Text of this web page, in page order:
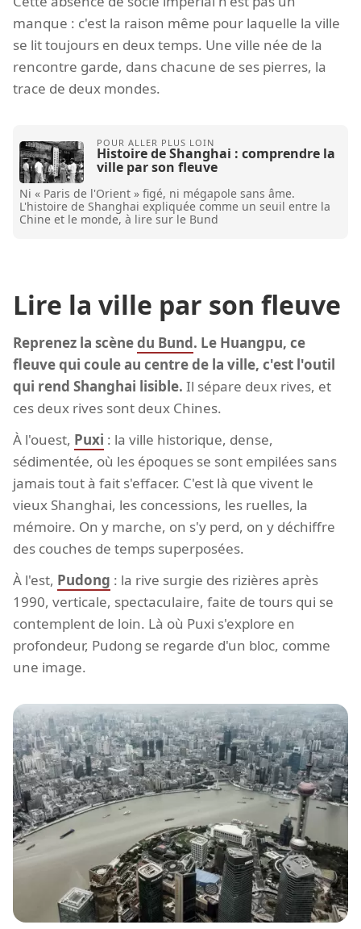
manque : c'est la raison même pour laquelle la ville
se lit toujours en deux temps. Une ville née de la
rencontre garde, dans chacune de ses pierres, la
trace de deux mondes.
Histoire de Shanghai : comprendre la
ville par son fleuve
Ni « Paris de l'Orient » figé, ni mégapole sans âme.
L'histoire de Shanghai expliquée comme un seuil entre la
Chine et le monde, à lire sur le Bund
Lire la ville par son fleuve
Reprenez la scènedu Bund. Le Huangpu, ce
fleuve qui coule au centre de la ville, c'est l'outil
qui rend Shanghai lisible. Il sépare deux rives, et
ces deux rives sont deux Chines.
À l'ouest, Puxi : la ville historique, dense,
sédimentée, où les époques se sont empilées sans
jamais tout à fait s'effacer. C'est là que vivent le
vieux Shanghai, les concessions, les ruelles, la
mémoire. On y marche, on s'y perd, on y déchiffre
des couches de temps superposées.
À l'est, Pudong : la rive surgie des rizières après
1990, verticale, spectaculaire, faite de tours qui se
contemplent de loin. Là où Puxi s'explore en
profondeur, Pudong se regarde d'un bloc, comme
une image.